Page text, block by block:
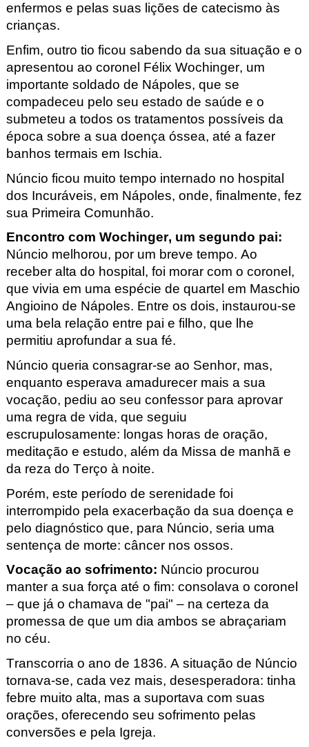
enfermos e pelas suas lições de catecismo às
crianças.
Enfim, outro tio ficou sabendo da sua situação e o
apresentou ao coronel Félix Wochinger, um
importante soldado de Nápoles, que se
compadeceu pelo seu estado de saúde e o
submeteu a todos os tratamentos possíveis da
época sobre a sua doença óssea, até a fazer
banhos termais em Ischia.
Núncio ficou muito tempo internado no hospital
dos Incuráveis, em Nápoles, onde, finalmente, fez
sua Primeira Comunhão.
Encontro com Wochinger, um segundo pai:
Núncio melhorou, por um breve tempo. Ao
receber alta do hospital, foi morar com o coronel,
que vivia em uma espécie de quartel em Maschio
Angioino de Nápoles. Entre os dois, instaurou-se
uma bela relação entre pai e filho, que lhe
permitiu aprofundar a sua fé.
Núncio queria consagrar-se ao Senhor, mas,
enquanto esperava amadurecer mais a sua
vocação, pediu ao seu confessor para aprovar
uma regra de vida, que seguiu
escrupulosamente: longas horas de oração,
meditação e estudo, além da Missa de manhã e
da reza do Terço à noite.
Porém, este período de serenidade foi
interrompido pela exacerbação da sua doença e
pelo diagnóstico que, para Núncio, seria uma
sentença de morte: câncer nos ossos.
Vocação ao sofrimento: Núncio procurou
manter a sua força até o fim: consolava o coronel
– que já o chamava de "pai" – na certeza da
promessa de que um dia ambos se abraçariam
no céu.
Transcorria o ano de 1836. A situação de Núncio
tornava-se, cada vez mais, desesperadora: tinha
febre muito alta, mas a suportava com suas
orações, oferecendo seu sofrimento pelas
conversões e pela Igreja.